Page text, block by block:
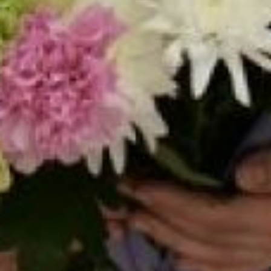
Сама Елена – яркий тому
пример. Несмотря на
плотный учебный график,
двоих подрастающих
детей, она по-прежнему
выезжает на пленэры.
Забирается на вершины,
балансирует на камнях
под морскими брызгами
или «кормит» комаров на
лесной опушке, заряжая
энергией учеников и
подтверждая свой
главный жизненный
девиз: «Возьмись и
Фото автора